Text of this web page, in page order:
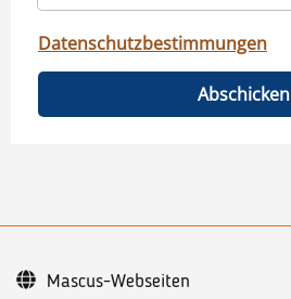
Datenschutzbestimmungen
Abschicken
Mascus-Webseiten